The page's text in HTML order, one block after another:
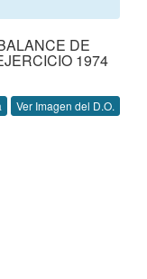
DE
1974
Ver Imagen del D.O.